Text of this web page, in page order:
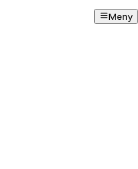
Meny